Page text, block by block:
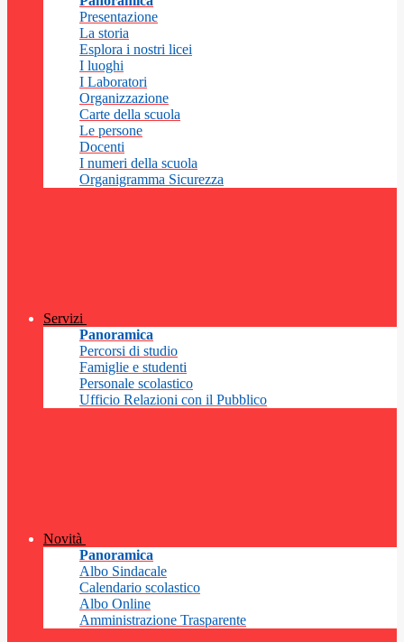
Presentazione
La storia
Esplora i nostri licei
I luoghi
I Laboratori
Organizzazione
Carte della scuola
Le persone
Docenti
I numeri della scuola
Organigramma Sicurezza
Servizi
Panoramica
Percorsi di studio
Famiglie e studenti
Personale scolastico
Ufficio Relazioni con il Pubblico
Novità
Panoramica
Albo Sindacale
Calendario scolastico
Albo Online
Amministrazione Trasparente